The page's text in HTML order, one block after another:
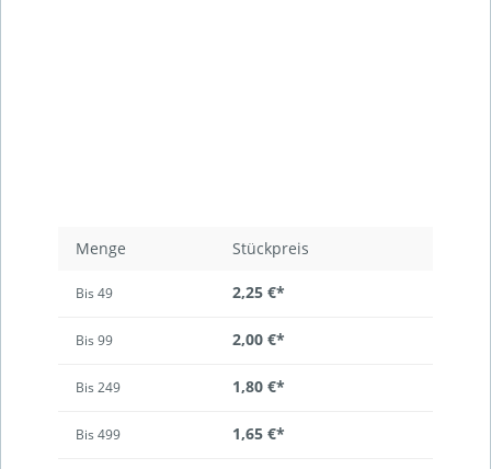
Menge Stückpreis
Bis 49 2,25 €*
Bis 99 2,00 €*
Bis 249 1,80 €*
Bis 499 1,65 €*